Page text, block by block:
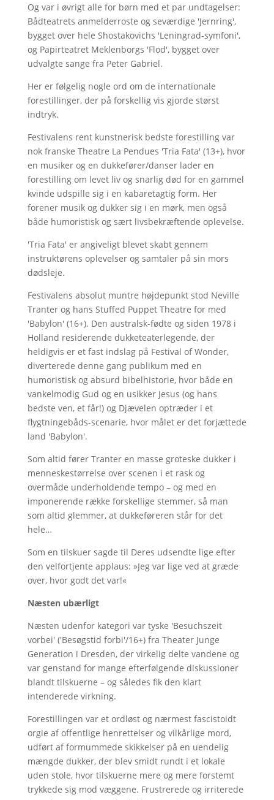
Og var i øvrigt alle for børn med et par undtagelser:
Bådteatrets anmelderroste og seværdige 'Jernring',
bygget over hele Shostakovichs 'Leningrad-symfoni',
og Papirteatret Meklenborgs 'Flod', bygget over
udvalgte sange fra Peter Gabriel.
Her er følgelig nogle ord om de internationale
forestillinger, der på forskellig vis gjorde størst
indtryk.
Festivalens rent kunstnerisk bedste forestilling var
nok franske Theatre La Pendues 'Tria Fata' (13+), hvor
en musiker og en dukkefører/danser lader en
forestilling om levet liv og snarlig død for en gammel
kvinde udspille sig i en kabaretagtig form. Her
forener musik og dukker sig i en mørk, men også
både humoristisk og sært livsbekræftende oplevelse.
'Tria Fata' er angiveligt blevet skabt gennem
instruktørens oplevelser og samtaler på sin mors
dødsleje.
Festivalens absolut muntre højdepunkt stod Neville
Tranter og hans Stuffed Puppet Theatre for med
'Babylon' (16+). Den australsk-fødte og siden 1978 i
Holland residerende dukketeaterlegende, der
heldigvis er et fast indslag på Festival of Wonder,
diverterede denne gang publikum med en
humoristisk og absurd bibelhistorie, hvor både en
vankelmodig Gud og en usikker Jesus (og hans
bedste ven, et får!) og Djævelen optræder i et
flygtningebåds-scenarie, hvor målet er det forjættede
land 'Babylon'.
Som altid fører Tranter en masse groteske dukker i
menneskestørrelse over scenen i et rask og
overmåde underholdende tempo – og med en
imponerende række forskellige stemmer, så man
som altid glemmer, at dukkeføreren står for det
hele…
Som en tilskuer sagde til Deres udsendte lige efter
den velfortjente applaus: »Jeg var lige ved at græde
over, hvor godt det var!«
Næsten ubærligt
Næsten udenfor kategori var tyske 'Besuchszeit
vorbei' ('Besøgstid forbi'/16+) fra Theater Junge
Generation i Dresden, der virkelig delte vandene og
var genstand for mange efterfølgende diskussioner
blandt tilskuerne – og således fik den klart
intenderede virkning.
Forestillingen var et ordløst og nærmest fascistoidt
orgie af offentlige henrettelser og vilkårlige mord,
udført af formummede skikkelser på en uendelig
mængde dukker, der blev smidt rundt i et lokale
uden stole, hvor tilskuerne mere og mere forstemt
trykkede sig mod væggene. Frustrerede og irriterede